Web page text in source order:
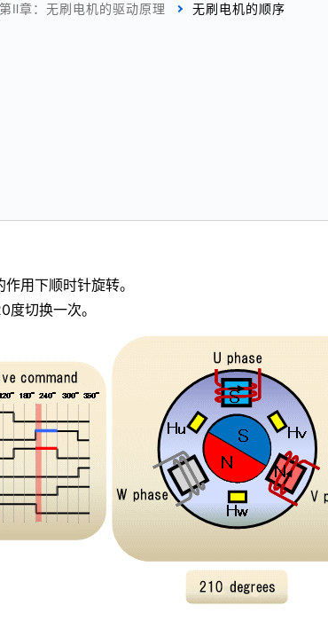
第Ⅱ章：无刷电机的驱动原理 无刷电机的顺序
用下顺时针旋转。
切换一次。